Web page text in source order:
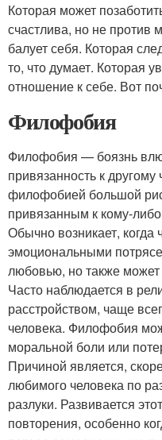
Которая может
счастлива, но не против
балует себя. Которая
то, что думает. Которая
отношение к себе. Вот
Филофобия
Филофобия — боязнь
привязанность к
филофобией большой
привязанным к кому-
Обычно возникает, когда
эмоциональными
любовью, но также
Часто наблюдается в
расстройством, чаще
человека. Филофобия
моральной боли или
Причиной является,
любимого человека по
разлуки. Развивается
повторения, особенно